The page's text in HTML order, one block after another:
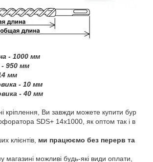
- 1000 мм
950 мм
мм
- 10 мм
- 40 мм
кріплення, Ви завжди можете купити бур
SDS+ 14х1000, як оптом так і в
клієнтів, ми працюємо без перерв та
можливі будь-які види оплати,